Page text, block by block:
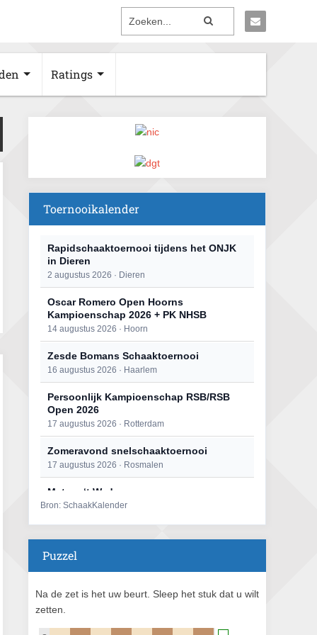
Ratings
Toernooikalender
Rapidschaaktoernooi tijdens het ONJK
in Dieren
2 augustus 2026 · Dieren
Oscar Romero Open Hoorns
Kampioenschap 2026 + PK NHSB
14 augustus 2026 · Hoorn
Zesde Bomans Schaaktoernooi
16 augustus 2026 · Haarlem
Persoonlijk Kampioenschap RSB/RSB
Open 2026
17 augustus 2026 · Rotterdam
Zomeravond snelschaaktoernooi
17 augustus 2026 · Rosmalen
Mat op ‘t Wad
22 augustus 2026 · Den Burg, Texel
22 augustus 2026 · Udenhout, Gemeente Tilburg
2e Utrechts kroegloperstoernooi
Bron: SchaakKalender
Puzzel
Na de zet is het uw beurt. Sleep het stuk dat u wilt
zetten.